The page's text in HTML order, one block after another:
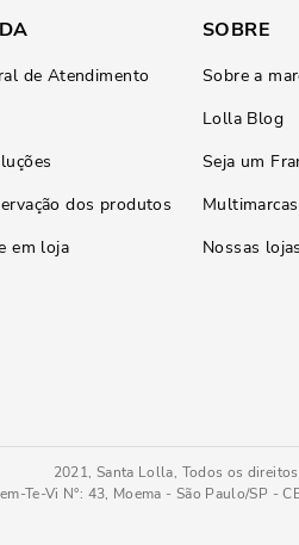
de Atendimento
dos produtos
em loja
SOBRE
Sobre a
Lolla Blog
Seja um
Multimarcas
Nossas lojas
2021, Santa Lolla, Todos os
Te-Vi N°: 43, Moema - São Paulo/SP -